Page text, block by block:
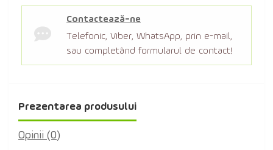
Contactează-ne
Telefonic, Viber, WhatsApp, prin e-mail,
sau completând formularul de contact!
Prezentarea produsului
Opinii (0)